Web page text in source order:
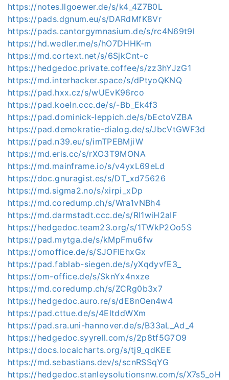
https://notes.llgoewer.de/s/k4_4Z7B0L
https://pads.dgnum.eu/s/DARdMfK8Vr
https://pads.cantorgymnasium.de/s/rc4N69t9l
https://hd.wedler.me/s/hO7DHHK-m
https://md.cortext.net/s/6SjkCnt-c
https://hedgedoc.private.coffee/s/zz3hYJzG1
https://md.interhacker.space/s/dPtyoQKNQ
https://pad.hxx.cz/s/wUEvK96rco
https://pad.koeln.ccc.de/s/-Bb_Ek4f3
https://pad.dominick-leppich.de/s/bEctoVZBA
https://pad.demokratie-dialog.de/s/JbcVtGWF3d
https://pad.n39.eu/s/imTPEBMjiW
https://md.eris.cc/s/rXO3T9MONA
https://md.mainframe.io/s/v4yxL69eLd
https://doc.gnuragist.es/s/DT_xd75626
https://md.sigma2.no/s/xirpi_xDp
https://md.coredump.ch/s/Wra1vNBh4
https://md.darmstadt.ccc.de/s/RI1wiH2aIF
https://hedgedoc.team23.org/s/1TWkP2Oo5S
https://pad.mytga.de/s/kMpFmu6fw
https://omoffice.de/s/SJOFlEhxGx
https://pad.fablab-siegen.de/s/yXqdyvfE3_
https://om-office.de/s/SknYx4nxze
https://md.coredump.ch/s/ZCRg0b3x7
https://hedgedoc.auro.re/s/dE8nOen4w4
https://pad.cttue.de/s/4EltddWXm
https://pad.sra.uni-hannover.de/s/B33aL_Ad_4
https://hedgedoc.syyrell.com/s/2p8tf5G7O9
https://docs.localcharts.org/s/tj9_qdKEE
https://md.sebastians.dev/s/scnRSSqYG
https://hedgedoc.stanleysolutionsnw.com/s/X7s5_oH